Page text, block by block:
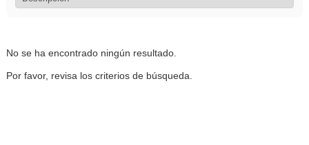
No se ha encontrado ningún resultado.
Por favor, revisa los criterios de búsqueda.